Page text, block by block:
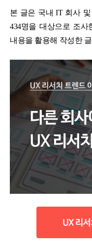
본 글은 국내 IT 회사
434명을 대상으로 조사
내용을 활용해 작성한